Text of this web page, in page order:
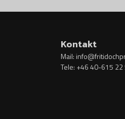
Kontakt
Mail:
Tele: +46 40-615 22